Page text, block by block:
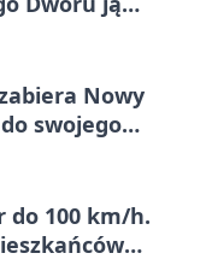
Nowy
swojego
do 100 km/h.